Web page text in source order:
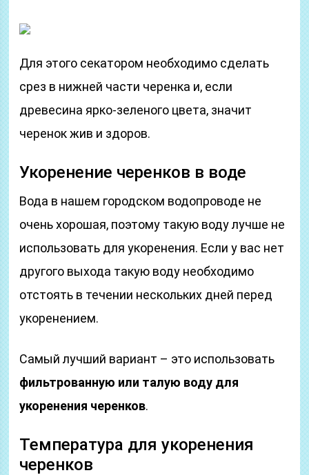
Для этого секатором необходимо сделать
срез в нижней части черенка и, если
древесина ярко-зеленого цвета, значит
черенок жив и здоров.
Укоренение черенков в воде
Вода в нашем городском водопроводе не
очень хорошая, поэтому такую воду лучше не
использовать для укоренения. Если у вас нет
другого выхода такую воду необходимо
отстоять в течении нескольких дней перед
укоренением.
Самый лучший вариант – это использовать
фильтрованную или талую воду для
укоренения черенков.
Температура для укоренения
черенков